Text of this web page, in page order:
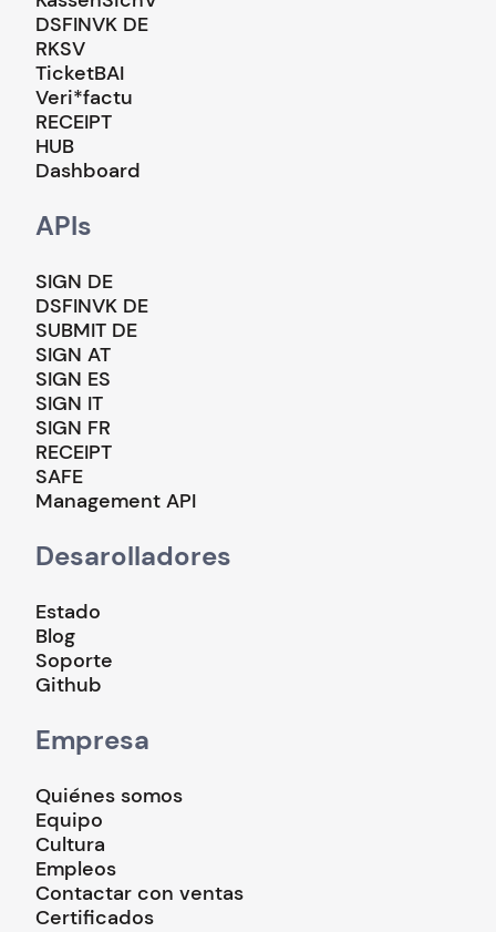
DSFINVK DE
RKSV
TicketBAI
Veri*factu
RECEIPT
HUB
Dashboard
APIs
SIGN DE
DSFINVK DE
SUBMIT DE
SIGN AT
SIGN ES
SIGN IT
SIGN FR
RECEIPT
SAFE
Management API
Desarolladores
Estado
Blog
Soporte
Github
Empresa
Quiénes somos
Equipo
Cultura
Empleos
Contactar con ventas
Certificados